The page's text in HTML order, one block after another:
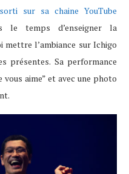
sorti sur sa chaine YouTube
temps d’enseigner la
mettre l’ambiance sur Ichigo
présentes. Sa performance
vous aime” et avec une photo